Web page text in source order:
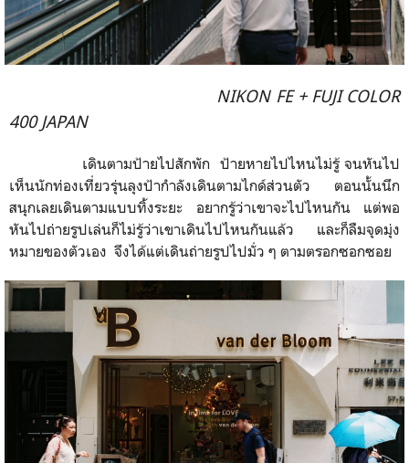
NIKON FE + FUJI COLOR
400 JAPAN
เดินตามป้ายไปสักพัก ป้ายหายไปไหนไม่รู้จนหันไป
เห็นนักท่องเที่ยวรุ่นลุงป้ากำลังเดินตามไกด์ส่วนตัว ตอนนั้นนึก
สนุกเลยเดินตามแบบทิ้งระยะ อยากรู้ว่าเขาจะไปไหนกันแต่พอ
หันไปถ่ายรูปเล่นก็ไม่รู้ว่าเขาเดินไปไหนกันแล้ว และก็ลืมจุดมุ่ง
หมายของตัวเอง จึงได้แต่เดินถ่ายรูปไปมั่ว ๆ ตามตรอกซอกซอย